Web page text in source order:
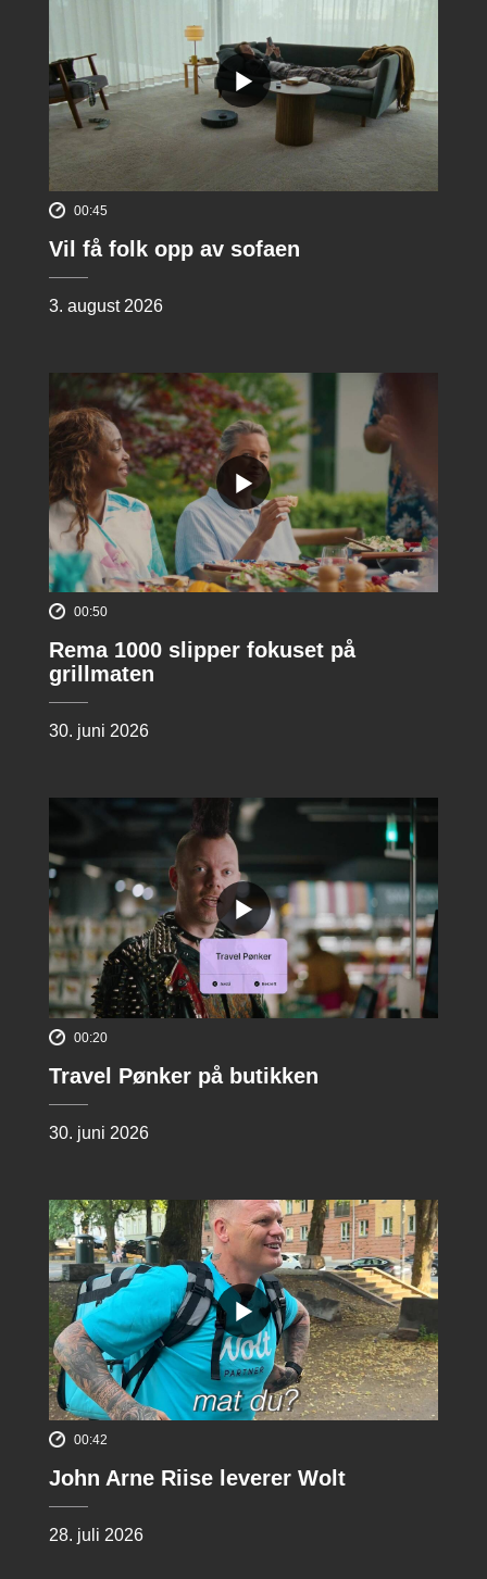
00:45
Vil få folk opp av sofaen
3. august 2026
00:50
Rema 1000 slipper fokuset på
grillmaten
30. juni 2026
00:20
Travel Pønker på butikken
30. juni 2026
00:42
John Arne Riise leverer Wolt
28. juli 2026